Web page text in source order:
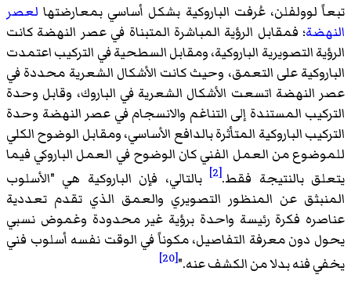
تبعاً لوولفلن، عُرفت الباروكية بشكل أساسي بمعارضتها لعصر
النهضة؛ فمقابل الرؤية المباشرة المتبناة في عصر النهضة كانت
الرؤية التصويرية الباروكية، ومقابل السطحية في التركيب اعتمدت
الباروكية على التعمق، وحيث كانت الأشكال الشعرية محددة في
عصر النهضة اتسعت الأشكال الشعرية في الباروك، وقابل وحدة
التركيب المستندة إلى التناغم والانسجام في عصر النهضة وحدة
التركيب الباروكية المتأثرة بالدافع الأساسي، ومقابل الوضوح الكلي
للموضوع من العمل الفني كان الوضوح في العمل الباروكي فيما
يتعلق بالنتيجة فقط.[2]
بالتالي، فإن الباروكية هي "الأسلوب
المنبثق عن المنظور التصويري والعمق الذي تقدم تعددية
عناصره فكرة رئيسة واحدة برؤية غير محدودة وغموض نسبي
يحول دون معرفة التفاصيل، مكوناً في الوقت نفسه أسلوب فني
يخفي فنه بدلا من الكشف عنه."[20]